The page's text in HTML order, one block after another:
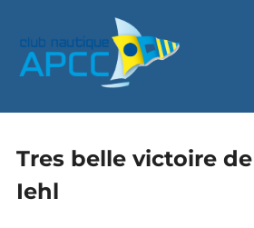
Tres belle victoire
Iehl